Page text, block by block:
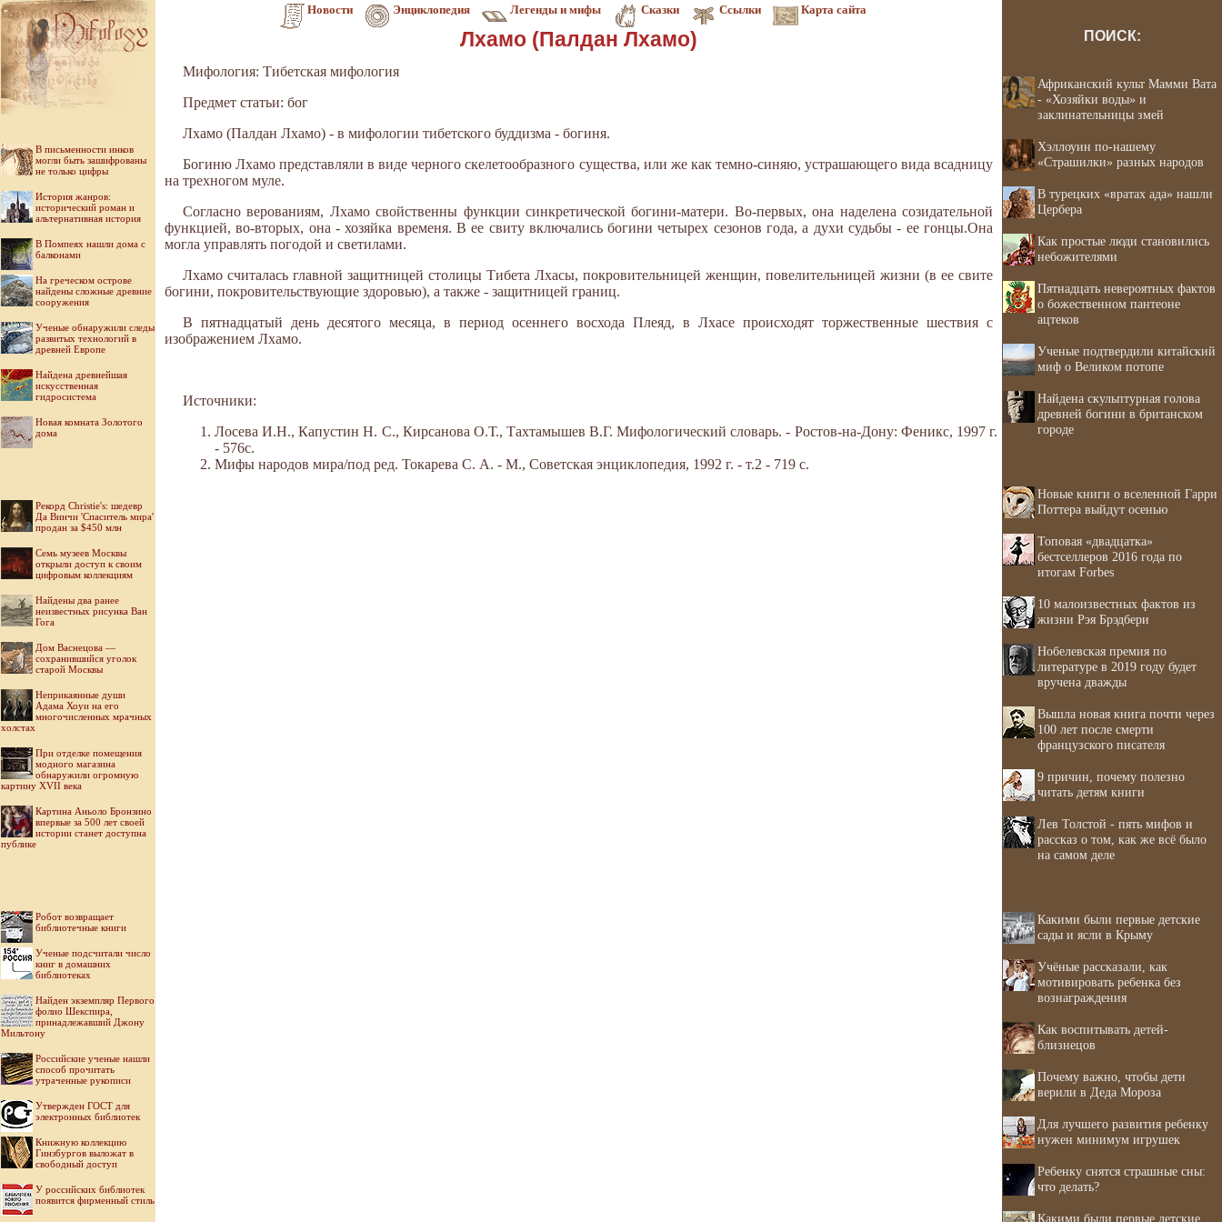
Новости Энциклопедия Легенды и мифы Сказки Ссылки Карта сайта
В письменности инков
могли быть зашифрованы
не только цифры
История жанров:
исторический роман и
альтернативная история
В Помпеях нашли дома с
балконами
На греческом острове
найдены сложные древние
сооружения
Ученые обнаружили следы
развитых технологий в
древней Европе
Найдена древнейшая
искусственная
гидросистема
Новая комната Золотого
дома
Рекорд Christie's: шедевр
Да Винчи 'Спаситель мира'
продан за $450 млн
Семь музеев Москвы
открыли доступ к своим
цифровым коллекциям
Найдены два ранее
неизвестных рисунка Ван
Гога
Дом Васнецова —
сохранившийся уголок
старой Москвы
Неприкаянные души
Адама Хоуи на его
многочисленных мрачных
холстах
При отделке помещения
модного магазина
обнаружили огромную
картину XVII века
Картина Аньоло Бронзино
впервые за 500 лет своей
истории станет доступна
публике
Робот возвращает
библиотечные книги
Ученые подсчитали число
книг в домашних
библиотеках
Найден экземпляр Первого
фолио Шекспира,
принадлежавший Джону
Мильтону
Российские ученые нашли
способ прочитать
утраченные рукописи
Утвержден ГОСТ для
электронных библиотек
Книжную коллекцию
Гинзбургов выложат в
свободный доступ
У российских библиотек
появится фирменный стиль
Лхамо (Палдан Лхамо)
Мифология: Тибетская мифология
Предмет статьи: бог
Лхамо (Палдан Лхамо) - в мифологии тибетского буддизма - богиня.
Богиню Лхамо представляли в виде черного скелетообразного существа, или же как темно-синяю, устрашающего вида всадницу
на трехногом муле.
Согласно верованиям, Лхамо свойственны функции синкретической богини-матери. Во-первых, она наделена созидательной
функцией, во-вторых, она - хозяйка временя. В ее свиту включались богини четырех сезонов года, а духи судьбы - ее гонцы.Она
могла управлять погодой и светилами.
Лхамо считалась главной защитницей столицы Тибета Лхасы, покровительницей женщин, повелительницей жизни (в ее свите
богини, покровительствующие здоровью), а также - защитницей границ.
В пятнадцатый день десятого месяца, в период осеннего восхода Плеяд, в Лхасе происходят торжественные шествия с
изображением Лхамо.
Источники:
Лосева И.Н., Капустин Н. С., Кирсанова О.Т., Тахтамышев В.Г. Мифологический словарь. - Ростов-на-Дону: Феникс, 1997 г.
- 576с.
Мифы народов мира/под ред. Токарева С. А. - М., Советская энциклопедия, 1992 г. - т.2 - 719 с.
ПОИСК:
Африканский культ Мамми Вата
- «Хозяйки воды» и
заклинательницы змей
Хэллоуин по-нашему
«Страшилки» разных народов
В турецких «вратах ада» нашли
Цербера
Как простые люди становились
небожителями
Пятнадцать невероятных фактов
о божественном пантеоне
ацтеков
Ученые подтвердили китайский
миф о Великом потопе
Найдена скульптурная голова
древней богини в британском
городе
Новые книги о вселенной Гарри
Поттера выйдут осенью
Топовая «двадцатка»
бестселлеров 2016 года по
итогам Forbes
10 малоизвестных фактов из
жизни Рэя Брэдбери
Нобелевская премия по
литературе в 2019 году будет
вручена дважды
Вышла новая книга почти через
100 лет после смерти
французского писателя
9 причин, почему полезно
читать детям книги
Лев Толстой - пять мифов и
рассказ о том, как же всё было
на самом деле
Какими были первые детские
сады и ясли в Крыму
Учёные рассказали, как
мотивировать ребенка без
вознаграждения
Как воспитывать детей-
близнецов
Почему важно, чтобы дети
верили в Деда Мороза
Для лучшего развития ребенку
нужен минимум игрушек
Ребенку снятся страшные сны:
что делать?
Какими были первые детские